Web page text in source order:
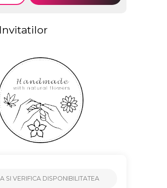
SI VERIFICA DISPONIBILITATEA